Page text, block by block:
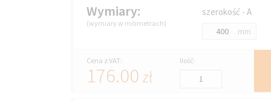
Wymiary:
(wymiary w milimetrach)
szerokość - A
mm
Cena z VAT:
176.00 zł
Ilość: